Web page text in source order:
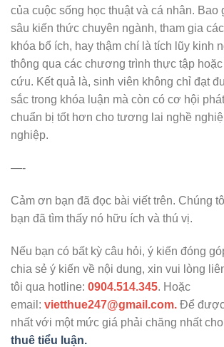
của cuộc sống học thuật và cá nhân. Bao
sâu kiến thức chuyên ngành, tham gia
khóa bổ ích, hay thậm chí là tích lũy kinh
thông qua các chương trình thực tập
cứu. Kết quả là, sinh viên không chỉ đạt
sắc trong khóa luận mà còn có cơ hội
chuẩn bị tốt hơn cho tương lai nghề
nghiệp.
—-
Cảm ơn bạn đã đọc bài viết trên. Chúng
bạn đã tìm thấy nó hữu ích và thú vị.
Nếu bạn có bất kỳ câu hỏi, ý kiến đóng
chia sẻ ý kiến về nội dung, xin vui lòng
tôi qua hotline: 0904.514.345. Hoặc
email: vietthue247@gmail.com. Để
nhất với một mức giá phải chăng nhất cho
thuê tiểu luận.